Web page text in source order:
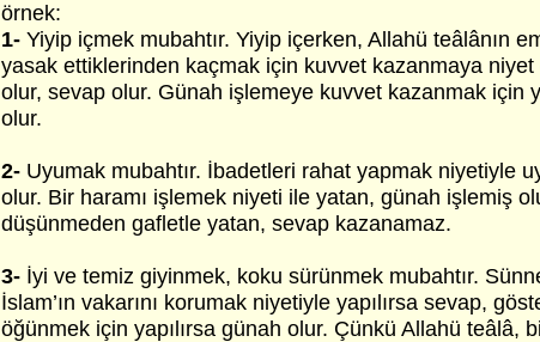
örnek:
1- Yiyip içmek mubahtır. Yiyip içerken, Allahü teâlânın
yasak ettiklerinden kaçmak için kuvvet kazanmaya
olur, sevap olur. Günah işlemeye kuvvet kazanmak için
olur.
2- Uyumak mubahtır. İbadetleri rahat yapmak niyetiyle
olur. Bir haramı işlemek niyeti ile yatan, günah işlemiş
düşünmeden gafletle yatan, sevap kazanamaz.
3- İyi ve temiz giyinmek, koku sürünmek mubahtır.
İslam’ın vakarını korumak niyetiyle yapılırsa sevap,
öğünmek için yapılırsa günah olur. Çünkü Allahü teâlâ,